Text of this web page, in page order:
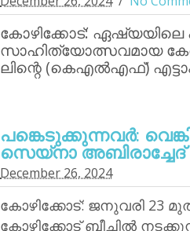
കോഴിക്കോട്: ഏഷ്യയിലെ
സാഹിത്യോത്സവമായ കേരള
ലിന്റെ (കെഎല്‍എഫ്)
പങ്കെടുക്കുന്നവര്‍:
സെയ്‌നാ
December 26, 2024
കോഴിക്കോട്: ജനുവരി 23
കോഴിക്കോട് ബീച്ചില്‍